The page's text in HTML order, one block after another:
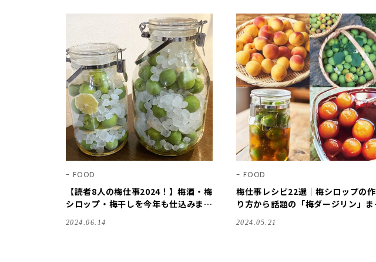
FOOD
【読者8人の梅仕事2024！】梅酒・梅
シロップ・梅干しを今年も仕込みまし
2024.06.14
FOOD
梅仕事レシピ22選｜梅シロップの作
り方から話題の「梅ダージリン」ま
存版】
2024.05.21